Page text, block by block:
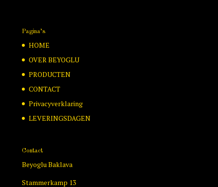
Pagina’s
HOME
OVER BEYOGLU
PRODUCTEN
CONTACT
Privacyverklaring
LEVERINGSDAGEN
Contact
Beyoglu Baklava
Stammerkamp 13